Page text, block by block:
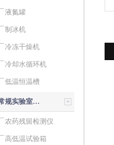
液氮罐
制冰机
冷冻干燥机
冷却水循环机
低温恒温槽
常规实验室设备
农药残留检测仪
高低温试验箱